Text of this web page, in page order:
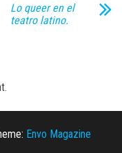
Lo queer en el
teatro latino.
Envo Magazine